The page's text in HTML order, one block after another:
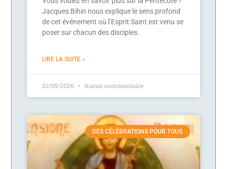
Jacques Bihin nous explique le sens profond
de cet événement où l’Esprit Saint est venu se
poser sur chacun des disciples.
LIRE LA SUITE »
21/05/2026 Aucun commentaire
DES CÉLÉBRATIONS POUR TOUS